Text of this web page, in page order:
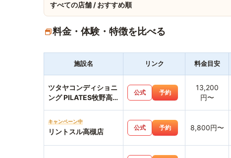
すべての店舗 / おすすめ順
料金・体験・特徴を比べる
施設名 リンク 料金目安
ツタヤコンディショニ
ング PILATES牧野高
公式 予約
13,200
円〜
キャンペーン中
リントスル高槻店 公式 予約 8,800円〜